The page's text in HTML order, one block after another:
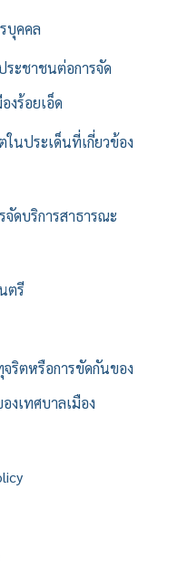
บุคคล
ระชาชนต่อการจัด
งร้อยเอ็ด
ในประเด็นที่เกี่ยวข้อง
ดบริการสาธารณะ
ตรี
จริตหรือการขัดกันของ
งเทศบาลเมือง